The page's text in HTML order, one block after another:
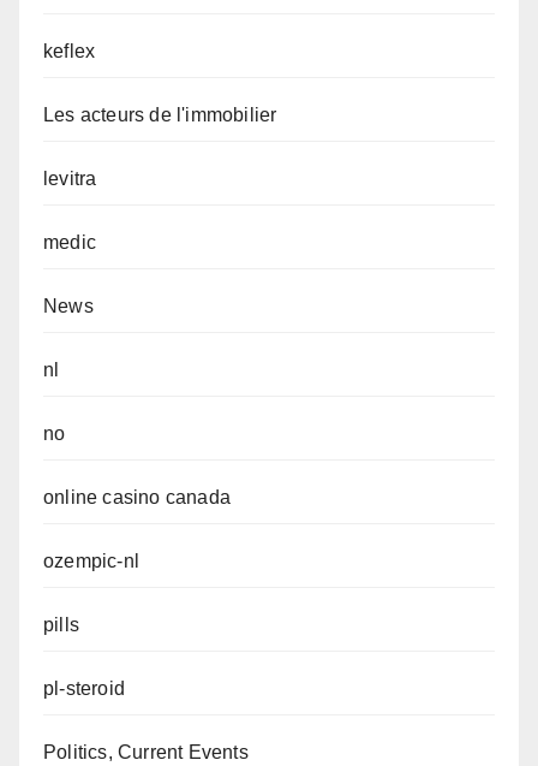
keflex
Les acteurs de l'immobilier
levitra
medic
News
nl
no
online casino canada
ozempic-nl
pills
pl-steroid
Politics, Current Events